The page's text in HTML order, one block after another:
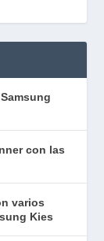
con las
varios
Kies